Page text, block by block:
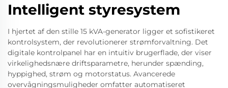
Intelligent styresystem
I hjertet af den stille 15 kVA-generator ligger et sofistikeret
kontrolsystem, der revolutionerer strømforvaltning. Det
digitale kontrolpanel har en intuitiv brugerflade, der viser
virkelighedsnære driftsparametre, herunder spænding,
hyppighed, strøm og motorstatus. Avancerede
overvågningsmuligheder omfatter automatiseret